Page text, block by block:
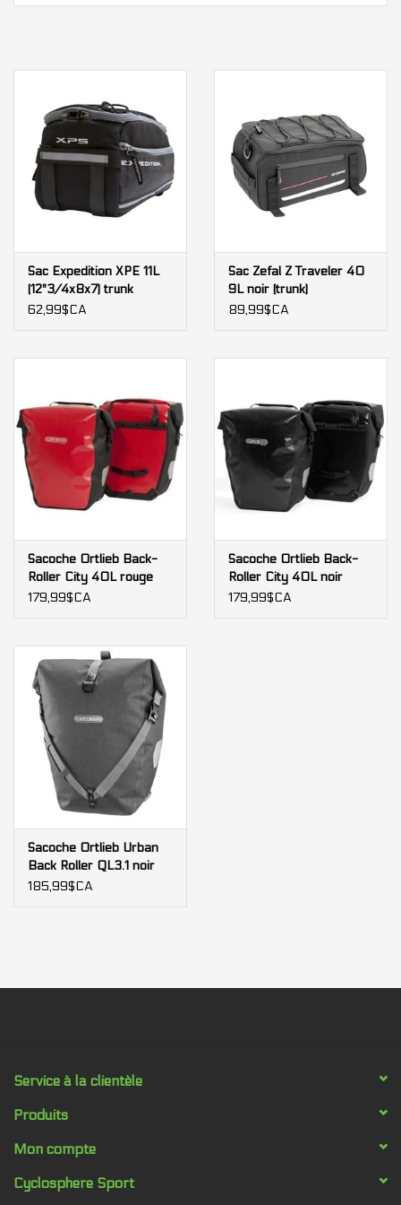
d'entrainement intérieur
Gift cards
Marques
Sac Expedition XPE 11L
(12"3/4x8x7) trunk
62,99$CA
Sac Zefal Z Traveler 40
9L noir (trunk)
89,99$CA
Sacoche Ortlieb Back-
Roller City 40L rouge
(paire)
179,99$CA
Sacoche Ortlieb Back-
Roller City 40L noir
(paire)
179,99$CA
Sacoche Ortlieb Urban
Back Roller QL3.1 noir
pepper 20L (single)
185,99$CA
Service à la clientèle
Produits
Mon compte
Cyclosphere Sport